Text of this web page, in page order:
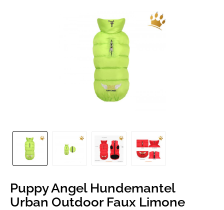
Puppy Angel Hundemantel
Urban Outdoor Faux Limone